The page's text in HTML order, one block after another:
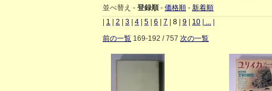
並べ替え - 登録順 - 価格順 - 新着順
1 2 3 4 5 6 7 8 9 10 ...
前の一覧 169-192 / 757 次の一覧